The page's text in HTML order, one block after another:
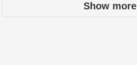
Show more